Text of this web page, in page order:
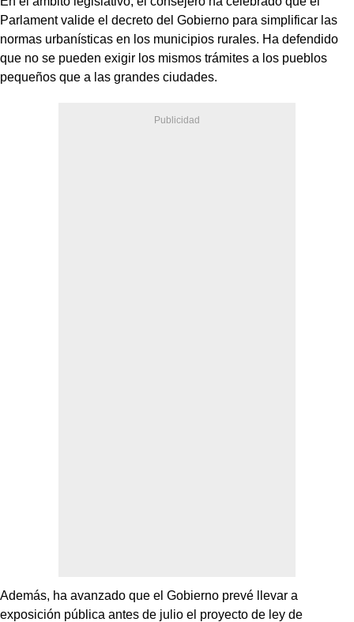
Parlament valide el decreto del Gobierno para simplificar las
normas urbanísticas en los municipios rurales. Ha defendido
que no se pueden exigir los mismos trámites a los pueblos
pequeños que a las grandes ciudades.
Además, ha avanzado que el Gobierno prevé llevar a
exposición pública antes de julio el proyecto de ley de